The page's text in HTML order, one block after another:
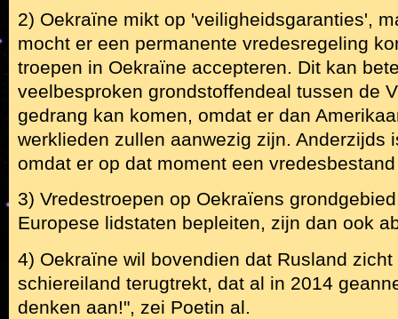
2) Oekraïne mikt op 'veiligheidsgaranties',
mocht er een permanente vredesregeling
troepen in Oekraïne accepteren. Dit kan
veelbesproken grondstoffendeal tussen de
gedrang kan komen, omdat er dan
werklieden zullen aanwezig zijn. Anderzijds
omdat er op dat moment een
3) Vredestroepen op Oekraïens
Europese lidstaten bepleiten, zijn dan ook
4) Oekraïne wil bovendien dat Rusland
schiereiland terugtrekt, dat al in 2014
denken aan!", zei Poetin al.